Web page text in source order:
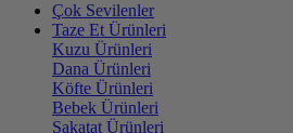
Çok Sevilenler
Taze Et Ürünleri
Kuzu Ürünleri
Dana Ürünleri
Köfte Ürünleri
Bebek Ürünleri
Sakatat Ürünleri